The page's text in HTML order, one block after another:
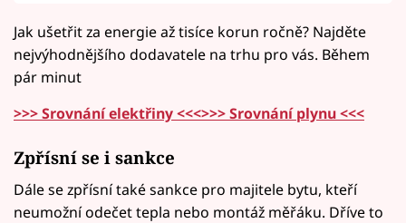
Jak ušetřit za energie až tisíce korun ročně? Najděte
nejvýhodnějšího dodavatele na trhu pro vás. Během
pár minut
>>> Srovnání elektřiny <<<>>> Srovnání plynu <<<
Zpřísní se i sankce
Dále se zpřísní také sankce pro majitele bytu, kteří
neumožní odečet tepla nebo montáž měřáku. Dříve to